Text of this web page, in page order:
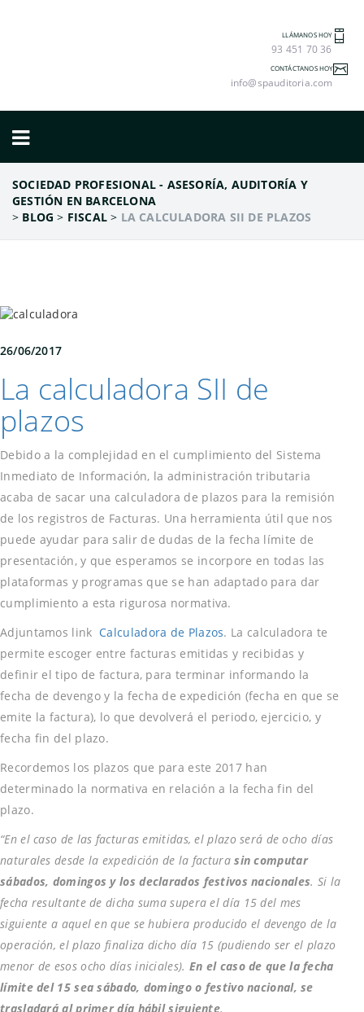
LLÁMANOS HOY
93 451 70 36
CONTÁCTANOS HOY
info@spauditoria.com
SOCIEDAD PROFESIONAL - ASESORÍA, AUDITORÍA Y
GESTIÓN EN BARCELONA
> BLOG > FISCAL > LA CALCULADORA SII DE PLAZOS
26/06/2017
La calculadora SII de
plazos
Debido a la complejidad en el cumplimiento del Sistema
Inmediato de Información, la administración tributaria
acaba de sacar una calculadora de plazos para la remisión
de los registros de Facturas. Una herramienta útil que nos
puede ayudar para salir de dudas de la fecha límite de
presentación, y que esperamos se incorpore en todas las
plataformas y programas que se han adaptado para dar
cumplimiento a esta rigurosa normativa.
Adjuntamos link Calculadora de Plazos. La calculadora te
permite escoger entre facturas emitidas y recibidas y
definir el tipo de factura, para terminar informando la
fecha de devengo y la fecha de expedición (fecha en que se
emite la factura), lo que devolverá el periodo, ejercicio, y
fecha fin del plazo.
Recordemos los plazos que para este 2017 han
determinado la normativa en relación a la fecha fin del
plazo.
“En el caso de las facturas emitidas, el plazo será de ocho días
naturales desde la expedición de la facturasin computar
sábados, domingos y los declarados festivos nacionales. Si la
fecha resultante de dicha suma supera el día 15 del mes
siguiente a aquel en que se hubiera producido el devengo de la
operación, el plazo finaliza dicho día 15 (pudiendo ser el plazo
menor de esos ocho días iniciales). En el caso de que la fecha
límite del 15 sea sábado, domingo o festivo nacional, se
trasladará al primer día hábil siguiente.